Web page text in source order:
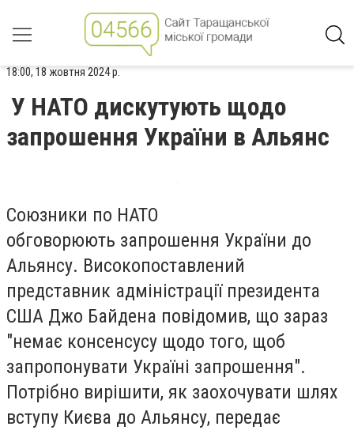
18:00, 18 жовтня 2024 р.
У НАТО дискутують щодо
запрошення України в Альянс
Союзники по НАТО
обговорюють запрошення України до
Альянсу. Високопоставлений
представник адміністрації президента
США Джо Байдена повідомив, що зараз
"немає консенсусу щодо того, щоб
запропонувати Україні запрошення".
Потрібно вирішити, як заохочувати шлях
вступу Києва до Альянсу, передає